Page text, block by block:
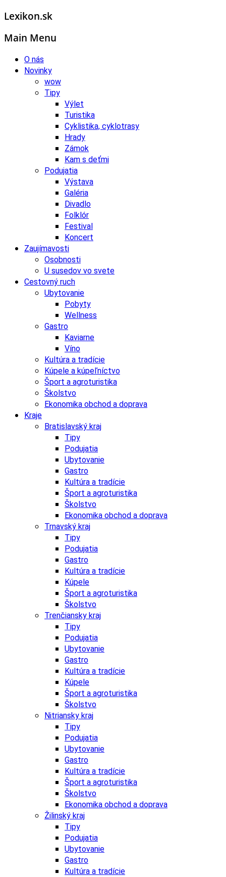
Lexikon.sk
Main Menu
O nás
Novinky
wow
Tipy
Výlet
Turistika
Cyklistika, cyklotrasy
Hrady
Zámok
Kam s deťmi
Podujatia
Výstava
Galéria
Divadlo
Folklór
Festival
Koncert
Zaujímavosti
Osobnosti
U susedov vo svete
Cestovný ruch
Ubytovanie
Pobyty
Wellness
Gastro
Kaviarne
Víno
Kultúra a tradície
Kúpele a kúpeľníctvo
Šport a agroturistika
Školstvo
Ekonomika obchod a doprava
Kraje
Bratislavský kraj
Tipy
Podujatia
Ubytovanie
Gastro
Kultúra a tradície
Šport a agroturistika
Školstvo
Ekonomika obchod a doprava
Trnavský kraj
Tipy
Podujatia
Gastro
Kultúra a tradície
Kúpele
Šport a agroturistika
Školstvo
Trenčiansky kraj
Tipy
Podujatia
Ubytovanie
Gastro
Kultúra a tradície
Kúpele
Šport a agroturistika
Školstvo
Nitriansky kraj
Tipy
Podujatia
Ubytovanie
Gastro
Kultúra a tradície
Šport a agroturistika
Školstvo
Ekonomika obchod a doprava
Žilinský kraj
Tipy
Podujatia
Ubytovanie
Gastro
Kultúra a tradície